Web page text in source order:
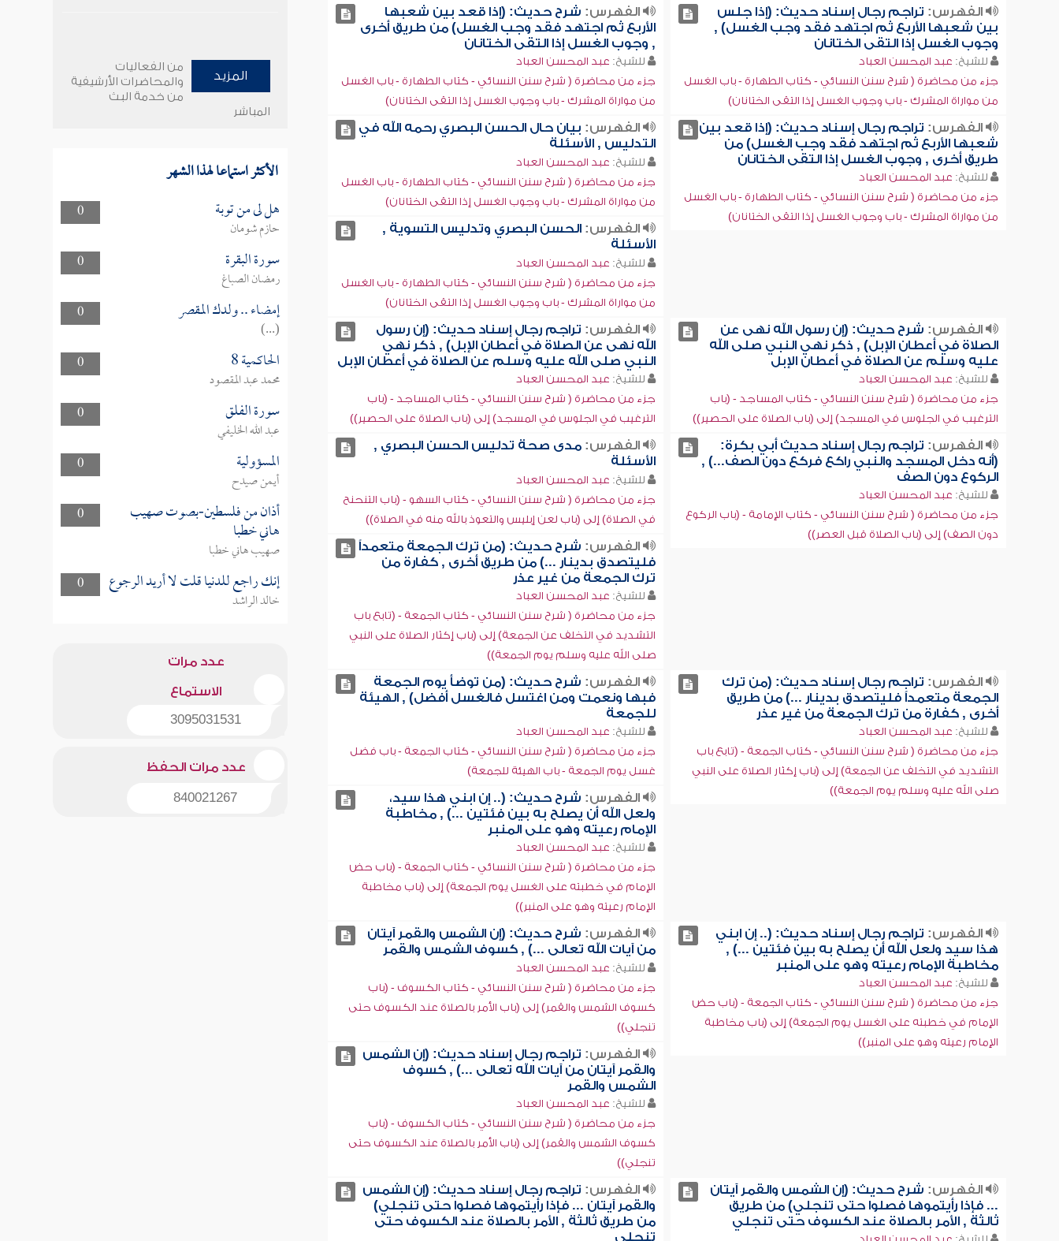
الفهرس: تراجم رجال إسناد حديث: (إذا جلس
بين شعبها الأربع ثم اجتهد فقد وجب الغسل) ,
وجوب الغسل إذا التقى الختانان
للشيخ: عبد المحسن العباد
جزء من محاضرة ( شرح سنن النسائي - كتاب الطهارة - باب الغسل
من مواراة المشرك - باب وجوب الغسل إذا التقى الختانان)
الفهرس: شرح حديث: (إذا قعد بين شعبها
الأربع ثم اجتهد فقد وجب الغسل) من طريق أخرى
, وجوب الغسل إذا التقى الختانان
للشيخ: عبد المحسن العباد
جزء من محاضرة ( شرح سنن النسائي - كتاب الطهارة - باب الغسل
من مواراة المشرك - باب وجوب الغسل إذا التقى الختانان)
الفهرس: تراجم رجال إسناد حديث: (إذا قعد بين
شعبها الأربع ثم اجتهد فقد وجب الغسل) من
طريق أخرى , وجوب الغسل إذا التقى الختانان
للشيخ: عبد المحسن العباد
جزء من محاضرة ( شرح سنن النسائي - كتاب الطهارة - باب الغسل
من مواراة المشرك - باب وجوب الغسل إذا التقى الختانان)
الفهرس: بيان حال الحسن البصري رحمه الله في
التدليس , الأسئلة
للشيخ: عبد المحسن العباد
جزء من محاضرة ( شرح سنن النسائي - كتاب الطهارة - باب الغسل
من مواراة المشرك - باب وجوب الغسل إذا التقى الختانان)
الفهرس: الحسن البصري وتدليس التسوية ,
الأسئلة
للشيخ: عبد المحسن العباد
جزء من محاضرة ( شرح سنن النسائي - كتاب الطهارة - باب الغسل
من مواراة المشرك - باب وجوب الغسل إذا التقى الختانان)
الفهرس: شرح حديث: (إن رسول الله نهى عن
الصلاة في أعطان الإبل) , ذكر نهي النبي صلى الله
عليه وسلم عن الصلاة في أعطان الإبل
للشيخ: عبد المحسن العباد
جزء من محاضرة ( شرح سنن النسائي - كتاب المساجد - (باب
الترغيب في الجلوس في المسجد) إلى (باب الصلاة على الحصير))
الفهرس: تراجم رجال إسناد حديث: (إن رسول
الله نهى عن الصلاة في أعطان الإبل) , ذكر نهي
النبي صلى الله عليه وسلم عن الصلاة في أعطان الإبل
للشيخ: عبد المحسن العباد
جزء من محاضرة ( شرح سنن النسائي - كتاب المساجد - (باب
الترغيب في الجلوس في المسجد) إلى (باب الصلاة على الحصير))
الفهرس: تراجم رجال إسناد حديث أبي بكرة:
(أنه دخل المسجد والنبي راكع فركع دون الصف...) ,
الركوع دون الصف
للشيخ: عبد المحسن العباد
جزء من محاضرة ( شرح سنن النسائي - كتاب الإمامة - (باب الركوع
دون الصف) إلى (باب الصلاة قبل العصر))
الفهرس: مدى صحة تدليس الحسن البصري ,
الأسئلة
للشيخ: عبد المحسن العباد
جزء من محاضرة ( شرح سنن النسائي - كتاب السهو - (باب التنحنح
في الصلاة) إلى (باب لعن إبليس والتعوذ بالله منه في الصلاة))
الفهرس: شرح حديث: (من ترك الجمعة متعمداً
فليتصدق بدينار ...) من طريق أخرى , كفارة من
ترك الجمعة من غير عذر
للشيخ: عبد المحسن العباد
جزء من محاضرة ( شرح سنن النسائي - كتاب الجمعة - (تابع باب
التشديد في التخلف عن الجمعة) إلى (باب إكثار الصلاة على النبي
صلى الله عليه وسلم يوم الجمعة))
الفهرس: تراجم رجال إسناد حديث: (من ترك
الجمعة متعمداً فليتصدق بدينار ...) من طريق
أخرى , كفارة من ترك الجمعة من غير عذر
للشيخ: عبد المحسن العباد
جزء من محاضرة ( شرح سنن النسائي - كتاب الجمعة - (تابع باب
التشديد في التخلف عن الجمعة) إلى (باب إكثار الصلاة على النبي
صلى الله عليه وسلم يوم الجمعة))
الفهرس: شرح حديث: (من توضأ يوم الجمعة
فبها ونعمت ومن اغتسل فالغسل أفضل) , الهيئة
للجمعة
للشيخ: عبد المحسن العباد
جزء من محاضرة ( شرح سنن النسائي - كتاب الجمعة - باب فضل
غسل يوم الجمعة - باب الهيئة للجمعة)
الفهرس: شرح حديث: (.. إن ابني هذا سيد،
ولعل الله أن يصلح به بين فئتين ...) , مخاطبة
الإمام رعيته وهو على المنبر
للشيخ: عبد المحسن العباد
جزء من محاضرة ( شرح سنن النسائي - كتاب الجمعة - (باب حض
الإمام في خطبته على الغسل يوم الجمعة) إلى (باب مخاطبة
الإمام رعيته وهو على المنبر))
الفهرس: تراجم رجال إسناد حديث: (.. إن ابني
هذا سيد ولعل الله أن يصلح به بين فئتين ...) ,
مخاطبة الإمام رعيته وهو على المنبر
للشيخ: عبد المحسن العباد
جزء من محاضرة ( شرح سنن النسائي - كتاب الجمعة - (باب حض
الإمام في خطبته على الغسل يوم الجمعة) إلى (باب مخاطبة
الإمام رعيته وهو على المنبر))
الفهرس: شرح حديث: (إن الشمس والقمر آيتان
من آيات الله تعالى ...) , كسوف الشمس والقمر
للشيخ: عبد المحسن العباد
جزء من محاضرة ( شرح سنن النسائي - كتاب الكسوف - (باب
كسوف الشمس والقمر) إلى (باب الأمر بالصلاة عند الكسوف حتى
تنجلي))
الفهرس: تراجم رجال إسناد حديث: (إن الشمس
والقمر آيتان من آيات الله تعالى ...) , كسوف
الشمس والقمر
للشيخ: عبد المحسن العباد
جزء من محاضرة ( شرح سنن النسائي - كتاب الكسوف - (باب
كسوف الشمس والقمر) إلى (باب الأمر بالصلاة عند الكسوف حتى
تنجلي))
الفهرس: شرح حديث: (إن الشمس والقمر آيتان
... فإذا رأيتموها فصلوا حتى تنجلي) من طريق
ثالثة , الأمر بالصلاة عند الكسوف حتى تنجلي
الفهرس: تراجم رجال إسناد حديث: (إن الشمس
والقمر آيتان ... فإذا رأيتموها فصلوا حتى تنجلي)
من طريق ثالثة , الأمر بالصلاة عند الكسوف حتى
تنجلي
المزيد
من الفعاليات
والمحاضرات الأرشيفية
من خدمة البث
المباشر
الأكثر استماعا لهذا الشهر
0 هل لى من توبة
حازم شومان
0
سورة البقرة
رمضان الصباغ
0
إمضاء .. ولدك المقصر
(...)
0
الحاكمية 8
محمد عبد المقصود
0
سورة الفلق
عبد الله الخليفي
0
المسؤولية
أيمن صيدح
0
أذان من فلسطين-بصوت صهيب
هاني خطبا
صهيب هاني خطبا
0
إنك راجع للدنيا قلت لا أريد الرجوع
خالد الراشد
عدد مرات
الاستماع
3095031531
عدد مرات الحفظ
840021267